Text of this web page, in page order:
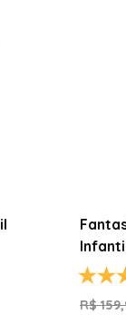
Saia
R$ 78,
R$
1